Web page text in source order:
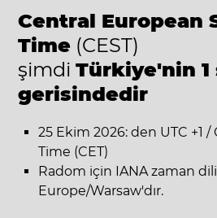
Central European
Time (CEST)
şimdi Türkiye'nin 1
gerisindedir
25 Ekim 2026: den UTC +1
Time (CET)
Radom için IANA zaman
Europe/Warsaw'dır.